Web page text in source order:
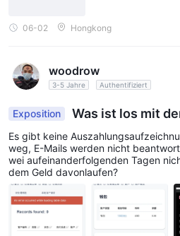
06-02 Hongkong
woodrow
3-5 Jahre Authentifiziert
Exposition
Was ist los mit
nancial? Es ist zwei Tage
kontaktiert habe und der
t.
Es gibt keine
weg, E-Mails werden nicht
wei aufeinanderfolgenden Tagen
dem Geld davonlaufen?